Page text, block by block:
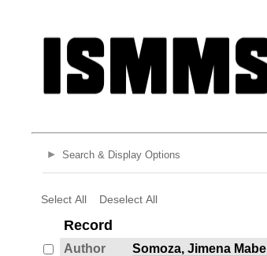
Search & Display Options
Select All Deselect All
Record
Author
Somoza, Jimena Mabel